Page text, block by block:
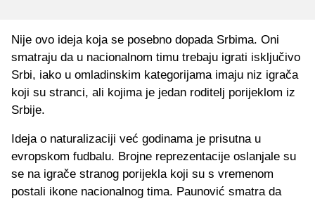
Nije ovo ideja koja se posebno dopada Srbima. Oni
smatraju da u nacionalnom timu trebaju igrati isključivo
Srbi, iako u omladinskim kategorijama imaju niz igrača
koji su stranci, ali kojima je jedan roditelj porijeklom iz
Srbije.
Ideja o naturalizaciji već godinama je prisutna u
evropskom fudbalu. Brojne reprezentacije oslanjale su
se na igrače stranog porijekla koji su s vremenom
postali ikone nacionalnog tima. Paunović smatra da